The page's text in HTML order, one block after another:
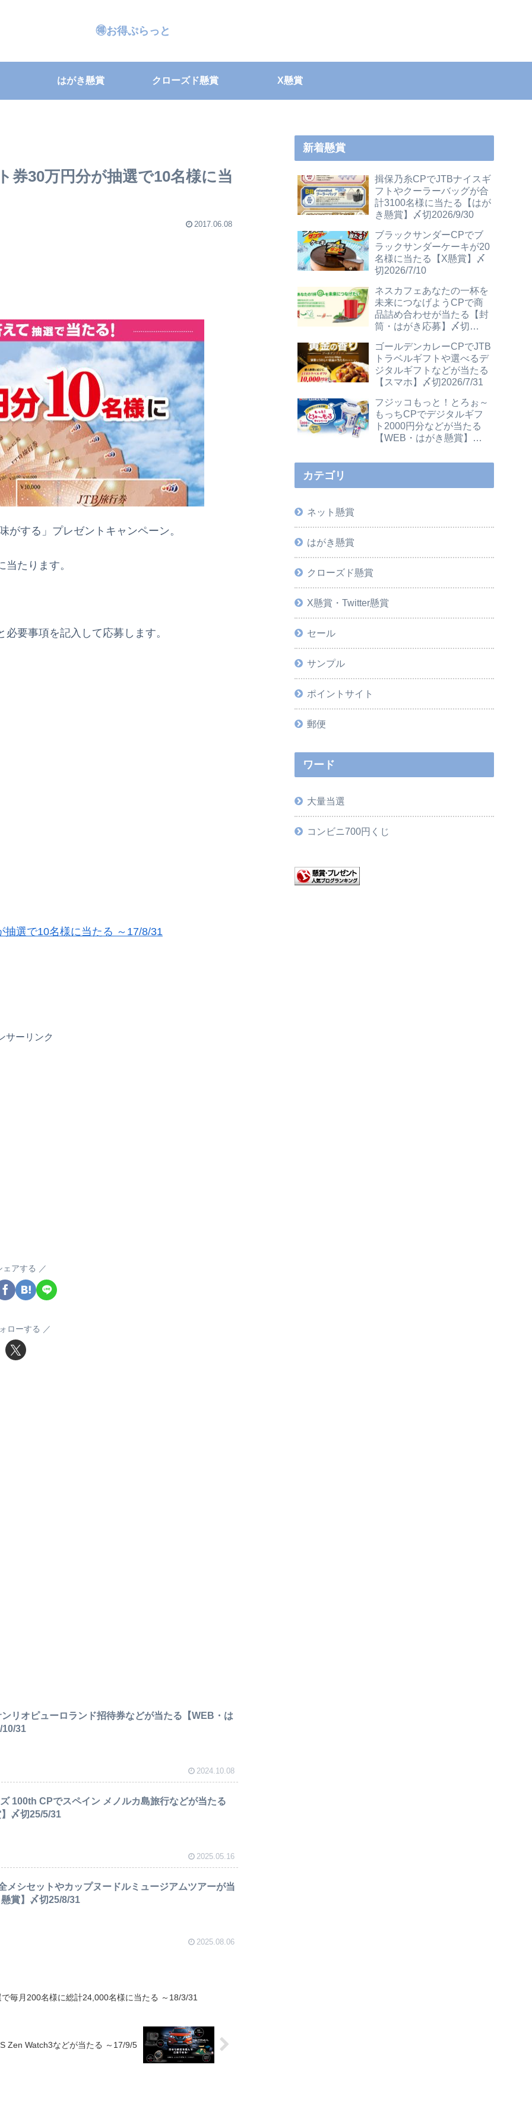
🉐お得ぷらっと
はがき懸賞 クローズド懸賞 X懸賞
券30万円分が抽選で10名様に当
2017.06.08
がする」プレゼントキャンペーン。
たります。
要事項を記入して応募します。
選で10名様に当たる ～17/8/31
サーリンク
ェアする
ローする
リオピューロランド招待券などが当たる【WEB・は
10/31
2024.10.08
100th CPでスペイン メノルカ島旅行などが当たる
〆切25/5/31
2025.05.16
メシセットやカップヌードルミュージアムツアーが当
賞】〆切25/8/31
2025.08.06
毎月200名様に総計24,000名様に当たる ～18/3/31
Zen Watch3などが当たる ～17/9/5
新着懸賞
揖保乃糸CPでJTBナイスギ
フトやクーラーバッグが合
計3100名様に当たる【はが
き懸賞】〆切2026/9/30
ブラックサンダーCPでブ
ラックサンダーケーキが20
名様に当たる【X懸賞】〆
切2026/7/10
ネスカフェあなたの一杯を
未来につなげようCPで商
品詰め合わせが当たる【封
筒・はがき応募】〆切
ゴールデンカレーCPでJTB
トラベルギフトや選べるデ
ジタルギフトなどが当たる
【スマホ】〆切2026/7/31
フジッコもっと！とろぉ～
もっちCPでデジタルギフ
ト2000円分などが当たる
【WEB・はがき懸賞】〆
カテゴリ
ネット懸賞
はがき懸賞
クローズド懸賞
X懸賞・Twitter懸賞
セール
サンプル
ポイントサイト
郵便
ワード
大量当選
コンビニ700円くじ